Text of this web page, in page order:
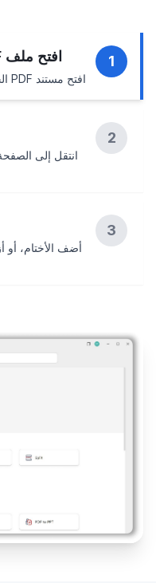
افتح ملف PDF الخاص بك في WPS
افتح مستند PDF الخاص بك في WPS Office للبدء.
2
انتقل إلى
3
أضف الأختام، أو